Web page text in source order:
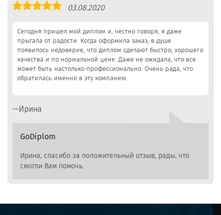
Оценка
03.08.2020
Сегодня пришел мой диплом и, честно говоря, я даже
прыгала от радости. Когда оформила заказ, в душе
появилось недоверие, что диплом сделают быстро, хорошего
качества и по нормальной цене. Даже не ожидала, что все
может быть настолько профессионально. Очень рада, что
обратилась именно в эту компанию.
Ирина
GoDiplom
Ирина, спасибо за положительный отзыв, рады, что
смогли Вам помочь.